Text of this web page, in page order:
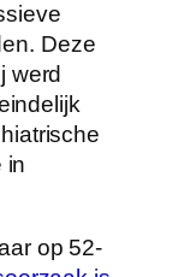
Deze
werd
in
op 52-